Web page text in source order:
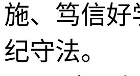
施、笃信好
纪守法。